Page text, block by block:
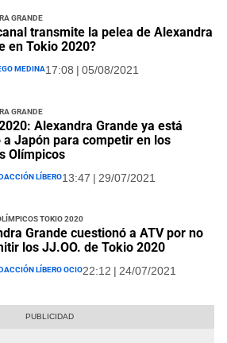
Grande
transmite la pelea de Alexandra
en Tokio 2020?
Medina17:08 | 05/08/2021
Grande
Alexandra Grande ya está
a Japón para competir en los
Olímpicos
Líbero13:47 | 29/07/2021
Tokio 2020
Grande cuestionó a ATV por no
los JJ.OO. de Tokio 2020
Líbero Ocio22:12 | 24/07/2021